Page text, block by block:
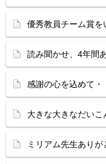
優秀教員チーム賞を
読み聞かせ、4年間
感謝の心を込めて・
大きな大きなだいこ
ミリアム先生ありが